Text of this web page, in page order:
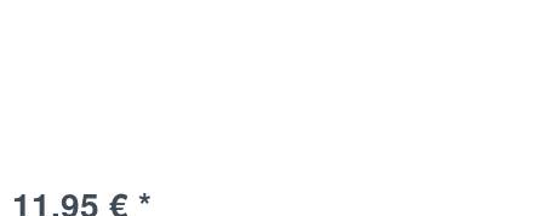
11,95 € *